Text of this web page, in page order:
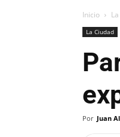
Inicio
La Ciudad
Por Juan